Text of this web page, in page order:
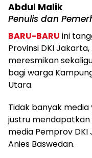
Abdul Malik
Penulis dan
BARU-BARU ini
Provinsi DKI
meresmikan
bagi warga
Utara.
Tidak banyak
justru
media Pemprov
Anies Baswedan.